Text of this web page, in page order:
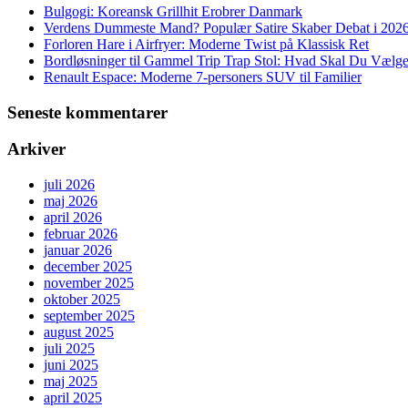
Bulgogi: Koreansk Grillhit Erobrer Danmark
Verdens Dummeste Mand? Populær Satire Skaber Debat i
Forloren Hare i Airfryer: Moderne Twist på Klassisk Ret
Bordløsninger til Gammel Trip Trap Stol: Hvad Skal Du
Renault Espace: Moderne 7-personers SUV til Familier
Seneste kommentarer
Arkiver
juli 2026
maj 2026
april 2026
februar 2026
januar 2026
december 2025
november 2025
oktober 2025
september 2025
august 2025
juli 2025
juni 2025
maj 2025
april 2025